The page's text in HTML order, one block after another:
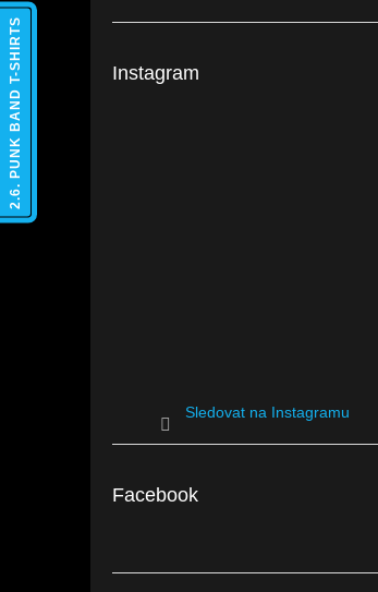
Instagram
Sledovat na Instagramu
Facebook
2.6. PUNK BAND T-SHIRTS